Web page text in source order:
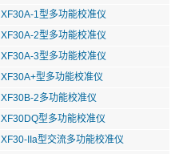
XF30A-1型多功能校准仪
XF30A-2型多功能校准仪
XF30A-3型多功能校准仪
XF30A+型多功能校准仪
XF30B-2多功能校准仪
XF30DQ型多功能校准仪
XF30-IIa型交流多功能校准仪